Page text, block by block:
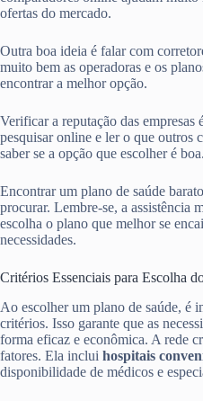
ofertas do mercado.
Outra boa ideia é falar com
muito bem as operadoras e os
encontrar a melhor opção.
Verificar a reputação das
pesquisar online e ler o que outros
saber se a opção que escolher é boa.
Encontrar um plano de saúde
procurar. Lembre-se, a assistência
escolha o plano que melhor se
necessidades.
Critérios Essenciais para Escolha
Ao escolher um plano de saúde, é
critérios. Isso garante que as
forma eficaz e econômica. A rede
fatores. Ela inclui hospitais
disponibilidade de médicos e